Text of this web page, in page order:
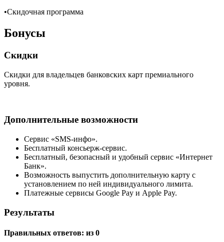
•Скидочная программа
Бонусы
Скидки
Скидки для владельцев банковских карт премиального
уровня.
Дополнительные возможности
Сервис «SMS-инфо».
Бесплатный консьерж-сервис.
Бесплатный, безопасный и удобный сервис «Интернет
Банк».
Возможность выпустить дополнительную карту с
установлением по ней индивидуального лимита.
Платежные сервисы Google Pay и Apple Pay.
Результаты
Правильных ответов: из 0